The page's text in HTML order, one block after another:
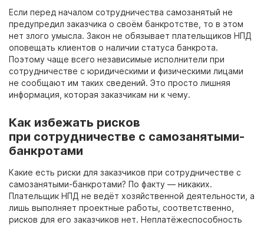
Если перед началом сотрудничества самозанятый не
предупредил заказчика о своём банкротстве, то в этом
нет злого умысла. Закон не обязывает плательщиков НПД
оповещать клиентов о наличии статуса банкрота.
Поэтому чаще всего независимые исполнители при
сотрудничестве с юридическими и физическими лицами
не сообщают им таких сведений. Это просто лишняя
информация, которая заказчикам ни к чему.
Как избежать рисков
при сотрудничестве с самозанятыми-
банкротами
Какие есть риски для заказчиков при сотрудничестве с
самозанятыми-банкротами? По факту — никаких.
Плательщик НПД не ведёт хозяйственной деятельности, а
лишь выполняет проектные работы, соответственно,
рисков для его заказчиков нет. Неплатёжеспособность